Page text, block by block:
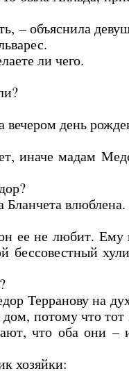
– объяснила
ли чего.
день
иначе мадам
влюблена.
ее не любит. Ему
бессовестный
Терранову на
потому что тот
что оба они –
хозяйки: